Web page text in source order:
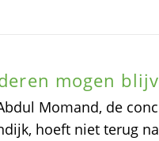
mogen
Momand, de
hoeft niet terug